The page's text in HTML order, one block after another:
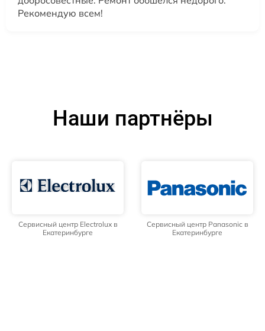
Рекомендую всем!
Наши партнёры
Сервисный центр Electrolux в
Екатеринбурге
Сервисный центр Panasonic в
Екатеринбурге